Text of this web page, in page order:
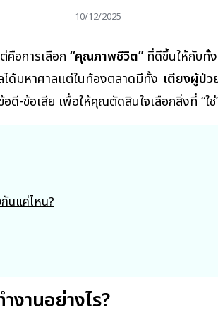
10/12/2025
คือการเลือก “คุณภาพชีวิต”ที่ดีขึ้นให้กับทั้ง
ด้มหาศาลแต่ในท้องตลาดมีทั้ง เตียงผู้ป่ว
ดี-ข้อเสีย เพื่อให้คุณตัดสินใจเลือกสิ่งที่ “ใ
นแค่ไหน?
านอย่างไร?